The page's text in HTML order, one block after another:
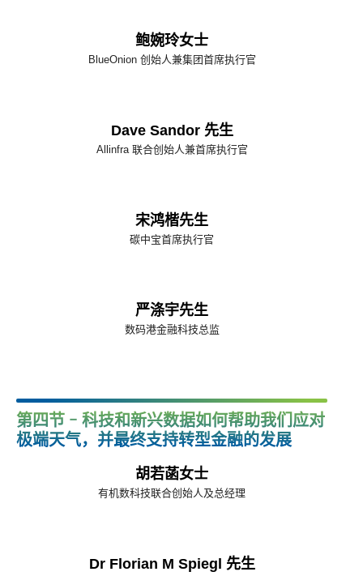
鲍婉玲女士
BlueOnion 创始人兼集团首席执行官
Dave Sandor 先生
Allinfra 联合创始人兼首席执行官
宋鸿楷先生
碳中宝首席执行官
严涤宇先生
数码港金融科技总监
第四节 - 科技和新兴数据如何帮助我们应对
极端天气，并最终支持转型金融的发展
胡若菡女士
有机数科技联合创始人及总经理
Dr Florian M Spiegl 先生